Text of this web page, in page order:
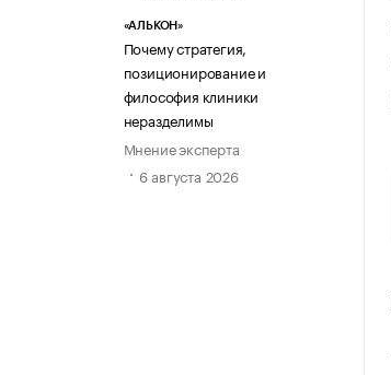
«АЛЬКОН»
Почему стратегия,
позиционирование и
философия клиники
неразделимы
Мнение эксперта
6 августа 2026